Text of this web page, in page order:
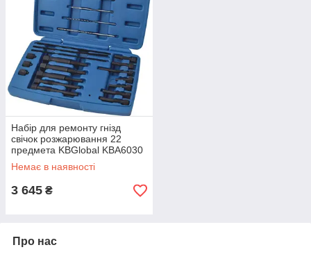
Набір для ремонту гнізд
свічок розжарювання 22
предмета KBGlobal KBA6030
Немає в наявності
3 645 ₴
Про нас